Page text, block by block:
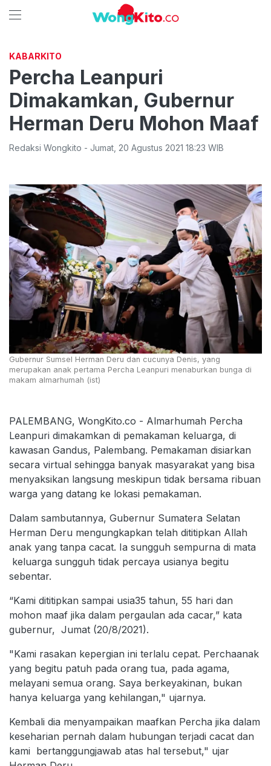
KABARKITO
Percha Leanpuri
Dimakamkan, Gubernur
Herman Deru Mohon Maaf
Redaksi Wongkito - Jumat 20 Agustus 2021 18:23 WIB
Gubernur Sumsel Herman Deru dan cucunya Denis, yang
merupakan anak pertama Percha Leanpuri menaburkan bunga di
makam almarhumah (ist)
PALEMBANG, WongKito.co - Almarhumah Percha
Leanpuri dimakamkan di pemakaman keluarga, di
kawasan Gandus, Palembang. Pemakaman disiarkan
secara virtual sehingga banyak masyarakat yang bisa
menyaksikan langsung meskipun tidak bersama ribuan
warga yang datang ke lokasi pemakaman.
Dalam sambutannya, Gubernur Sumatera Selatan
Herman Deru mengungkapkan telah dititipkan Allah
anak yang tanpa cacat. Ia sungguh sempurna di mata
keluarga sungguh tidak percaya usianya begitu
sebentar.
“Kami dititipkan sampai usia35 tahun, 55 hari dan
mohon maaf jika dalam pergaulan ada cacar,” kata
gubernur, Jumat (20/8/2021).
"Kami rasakan kepergian ini terlalu cepat. Perchaanak
yang begitu patuh pada orang tua, pada agama,
melayani semua orang. Saya berkeyakinan, bukan
hanya keluarga yang kehilangan," ujarnya.
Kembali dia menyampaikan maafkan Percha jika dalam
keseharian pernah dalam hubungan terjadi cacat dan
kami bertanggungjawab atas hal tersebut," ujar